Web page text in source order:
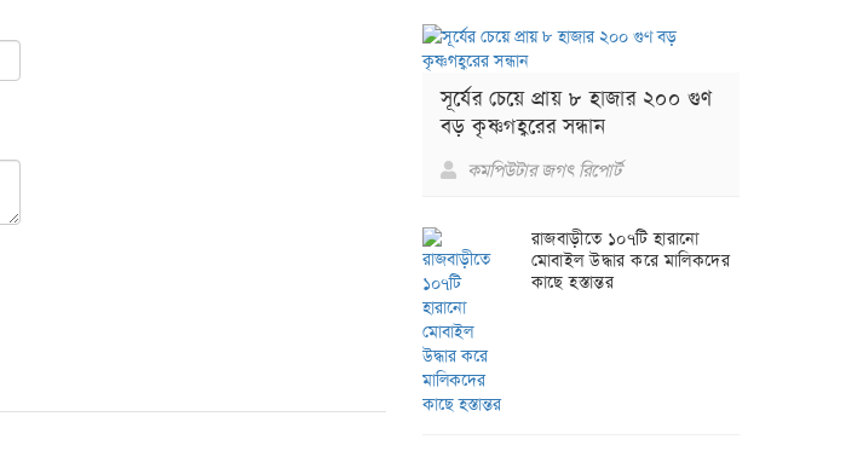
সূর্যের চেয়ে প্রায় ৮ হাজার ২০০ গুণ
বড় কৃষ্ণগহ্বরের সন্ধান
কমপিউটার জগৎ রিপোর্ট
রাজবাড়ীতে ১০৭টি হারানো
মোবাইল উদ্ধার করে মালিকদের
কাছে হস্তান্তর